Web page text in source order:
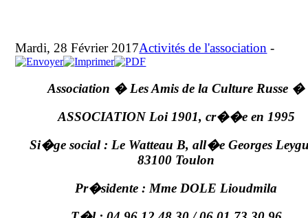
Mardi, 28 Février 2017Activités de l'association -
Association � Les Amis dela Culture Russe �
ASSOCIATION Loi 1901, cr��e en 1995
Si�ge social : Le Watteau B, all�e Georges
83100 Toulon
Pr�sidente : Mme DOLE Lioudmila